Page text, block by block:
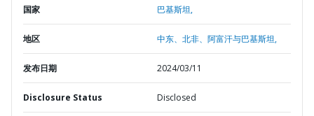
国家 巴基斯坦,
地区 中东、北非、阿富汗与巴基斯坦,
发布日期 2024/03/11
Disclosure Status Disclosed